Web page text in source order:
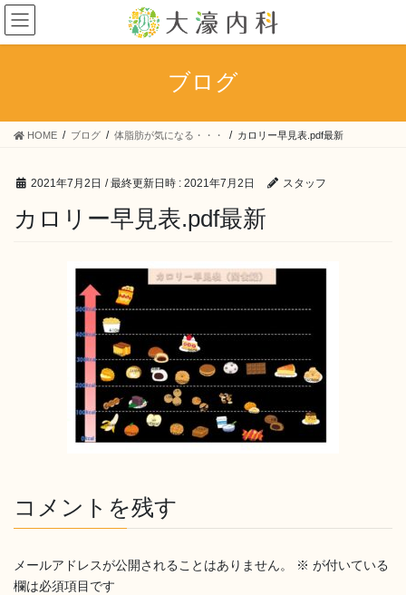
コ
ン
テ
ス
ナ
ビ
ゲ
ン
ブログ
HOME ブログ 体脂肪が気になる・・・ カロリー早見表.pdf最新
2021年7月2日 / 最終更新日時 : 2021年7月2日 スタッフ
カロリー早見表.pdf最新
コメントを残す
メールアドレスが公開されることはありません。 ※ が付いている
欄は必須項目です